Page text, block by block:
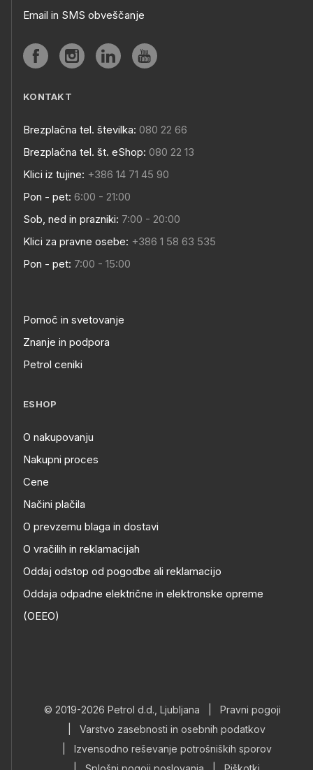
Email in SMS obveščanje
KONTAKT
Brezplačna tel. številka: 080 22 66
Brezplačna tel. št. eShop: 080 22 13
Klici iz tujine: +386 14 71 45 90
Pon - pet: 6:00 - 21:00
Sob, ned in prazniki: 7:00 - 20:00
Klici za pravne osebe: +386 1 58 63 535
Pon - pet: 7:00 - 15:00
Pomoč in svetovanje
Znanje in podpora
Petrol ceniki
ESHOP
O nakupovanju
Nakupni proces
Cene
Načini plačila
O prevzemu blaga in dostavi
O vračilih in reklamacijah
Oddaj odstop od pogodbe ali reklamacijo
Oddaja odpadne električne in elektronske opreme
(OEEO)
© 2019-2026 Petrol d.d., Ljubljana
Pravni pogoji
Varstvo zasebnosti in osebnih podatkov
Izvensodno reševanje potrošniških sporov